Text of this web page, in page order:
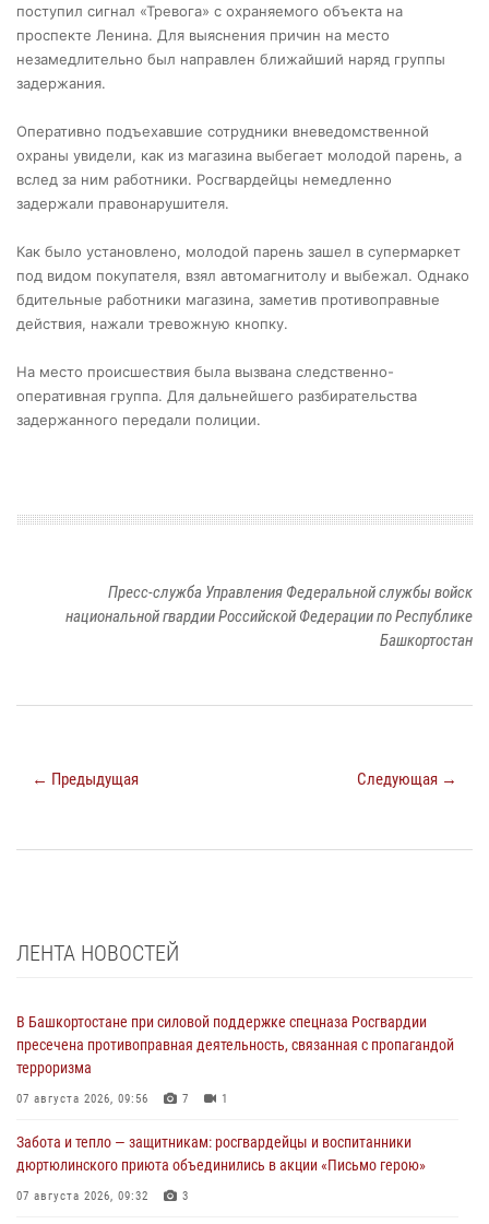
поступил сигнал «Тревога» с охраняемого объекта на
проспекте Ленина. Для выяснения причин на место
незамедлительно был направлен ближайший наряд группы
задержания.
Оперативно подъехавшие сотрудники вневедомственной
охраны увидели, как из магазина выбегает молодой парень, а
вслед за ним работники. Росгвардейцы немедленно
задержали правонарушителя.
Как было установлено, молодой парень зашел в супермаркет
под видом покупателя, взял автомагнитолу и выбежал. Однако
бдительные работники магазина, заметив противоправные
действия, нажали тревожную кнопку.
На место происшествия была вызвана следственно-
оперативная группа. Для дальнейшего разбирательства
задержанного передали полиции.
Пресс-служба Управления Федеральной службы войск
национальной гвардии Российской Федерации по Республике
Башкортостан
← Предыдущая Следующая →
ЛЕНТА НОВОСТЕЙ
В Башкортостане при силовой поддержке спецназа Росгвардии
пресечена противоправная деятельность, связанная с пропагандой
терроризма
07 августа 2026, 09:56 7 1
Забота и тепло — защитникам: росгвардейцы и воспитанники
дюртюлинского приюта объединились в акции «Письмо герою»
07 августа 2026, 09:32 3